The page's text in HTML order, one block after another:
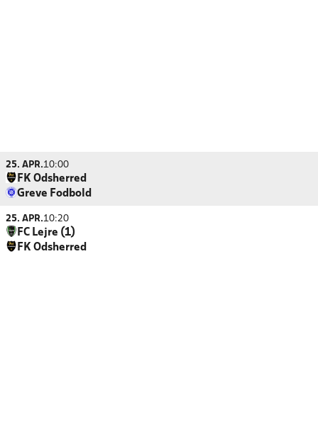
25. APR.10:00
FK Odsherred
Greve Fodbold
25. APR.10:20
FC Lejre (1)
FK Odsherred